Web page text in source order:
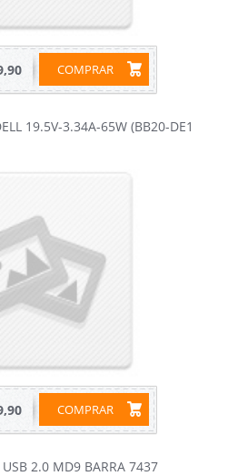
COMPRAR
19.5V-3.34A-65W (BB20-DE1
COMPRAR
USB 2.0 MD9 BARRA 7437